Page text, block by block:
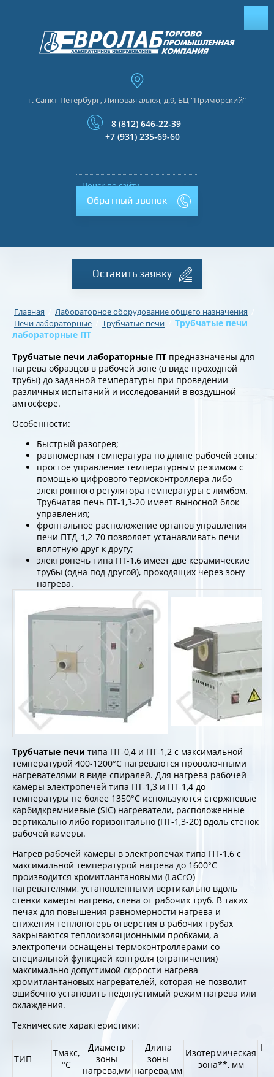
г. Санкт-Петербург, Липовая аллея, д.9, БЦ "Приморский"
8 (812) 646-22-39
+7 (931) 235-69-60
Обратный звонок
Оставить заявку
Главная Лабораторное оборудование общего назначения
Печи лабораторные Трубчатые печи
Трубчатые печи
лабораторные ПТ
Трубчатые печи лабораторные ПТ предназначены для
нагрева образцов в рабочей зоне (в виде проходной
трубы) до заданной температуры при проведении
различных испытаний и исследований в воздушной
амтосфере.
Особенности:
Быстрый разогрев;
равномерная температура по длине рабочей зоны;
простое управление температурным режимом с
помощью цифрового термоконтроллера либо
электронного регулятора температуры с лимбом.
Трубчатая печь ПТ-1,3-20 имеет выносной блок
управления;
фронтальное расположение органов управления
печи ПТД-1,2-70 позволяет устанавливать печи
вплотную друг к другу;
электропечь типа ПТ-1,6 имеет две керамические
трубы (одна под другой), проходящих через зону
нагрева.
Трубчатые печи типа ПТ-0,4 и ПТ-1,2 с максимальной
температурой 400-1200°С нагреваются проволочными
нагревателями в виде спиралей. Для нагрева рабочей
камеры электропечей типа ПТ-1,3 и ПТ-1,4 до
температуры не более 1350°С используются стержневые
карбидкремниевые (SiC) нагреватели, расположенные
вертикально либо горизонтально (ПТ-1,3-20) вдоль стенок
рабочей камеры.
Нагрев рабочей камеры в электропечах типа ПТ-1,6 с
максимальной температурой нагрева до 1600°С
производится хромитлантановыми (LaCrO)
нагревателями, установленными вертикально вдоль
стенки камеры нагрева, слева от рабочих труб. В таких
печах для повышения равномерности нагрева и
снижения теплопотерь отверстия в рабочих трубах
закрываются теплоизоляционными пробками, а
электропечи оснащены термоконтроллерами со
специальной функцией контроля (ограничения)
максимально допустимой скорости нагрева
хромитлантановых нагревателей, которая не позволит
ошибочно установить недопустимый режим нагрева или
охлаждения.
Технические характеристики:
ТИП
Тмакс,
°С
Диаметр
зоны
нагрева,мм
Длина
зоны
нагрева,мм
Изотермическая
зона**, мм